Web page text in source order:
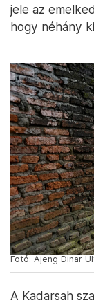
jele az
hogy néhány
Fotó: Ajeng Dinar
A Kadarsah